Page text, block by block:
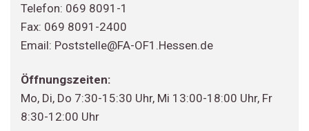
Telefon: 069 8091-1
Fax: 069 8091-2400
Email: Poststelle@FA-OF1.Hessen.de
Öffnungszeiten:
Mo, Di, Do 7:30-15:30 Uhr, Mi 13:00-18:00 Uhr, Fr
8:30-12:00 Uhr